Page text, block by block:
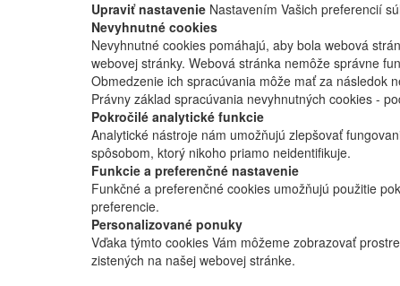
Upraviť nastavenie Nastavením Vašich preferencií
Nevyhnutné cookies
Nevyhnutné cookies pomáhajú, aby bola webová
webovej stránky. Webová stránka nemôže správne
Obmedzenie ich spracúvania môže mať za následok
Právny základ spracúvania nevyhnutných cookies -
Pokročilé analytické funkcie
Analytické nástroje nám umožňujú zlepšovať
spôsobom, ktorý nikoho priamo neidentifikuje.
Funkcie a preferenčné nastavenie
Funkčné a preferenčné cookies umožňujú použitie
preferencie.
Personalizované ponuky
Vďaka týmto cookies Vám môžeme zobrazovať
zistených na našej webovej stránke.